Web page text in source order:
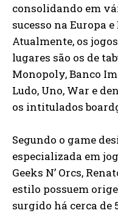
consolidando em
sucesso na Europa
Atualmente, os
lugares são os de
Monopoly, Banco
Ludo, Uno, War e
os intitulados
Segundo o game
especializada em
Geeks N’ Orcs,
estilo possuem
surgido há cerca de